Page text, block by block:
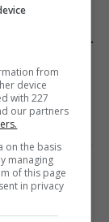
–
from
device
with 227
our partners
on the basis
managing
of this page
in privacy